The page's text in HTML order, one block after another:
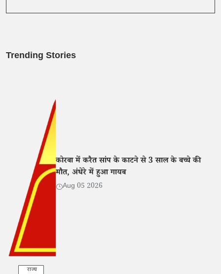
Trending Stories
राज्य
कोरबा में करैत सांप के काटने से 3 साल के बच्चे की
मौत, अंधेरे में हुआ गायब
Aug 05 2026